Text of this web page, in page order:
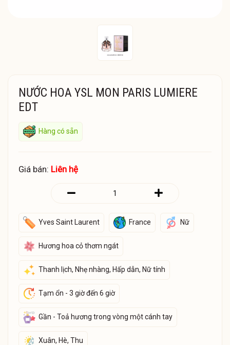
NƯỚC HOA YSL MON PARIS LUMIERE
EDT
Hàng có sẵn
Giá bán: Liên hệ
Yves Saint Laurent France Nữ
Hương hoa cỏ thơm ngát
Thanh lịch, Nhẹ nhàng, Hấp dẫn, Nữ tính
Tạm ổn - 3 giờ đến 6 giờ
Gần - Toả hương trong vòng một cánh tay
Xuân, Hè, Thu